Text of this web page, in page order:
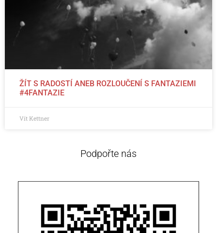
ŽÍT S RADOSTÍ ANEB ROZLOUČENÍ S FANTAZIEMI
#4FANTAZIE
Vít Kettner
Podpořte nás